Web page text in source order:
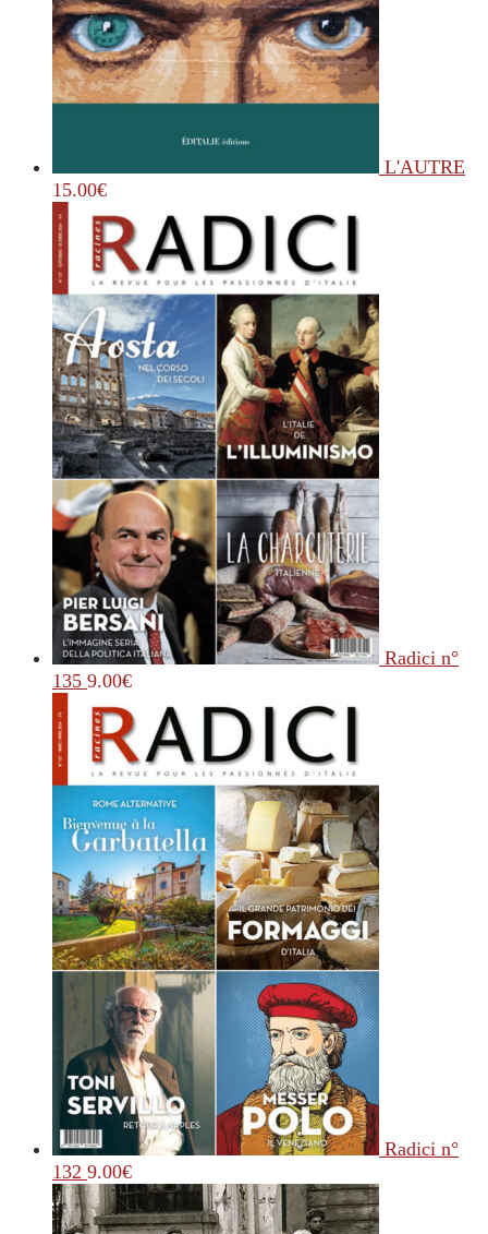
L'AUTRE
15.00€
Radici n°
135 9.00€
Radici n°
132 9.00€